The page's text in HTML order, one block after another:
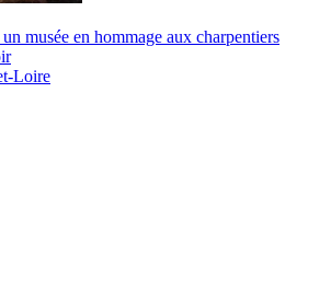
musée en hommage aux charpentiers
Loire